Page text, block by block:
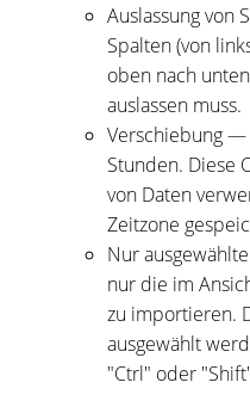
Auslassung von
Spalten (von
oben nach
auslassen muss.
Verschiebung —
Stunden. Diese
von Daten
Zeitzone
Nur
nur die im
zu importieren.
ausgewählt
"Ctrl" oder